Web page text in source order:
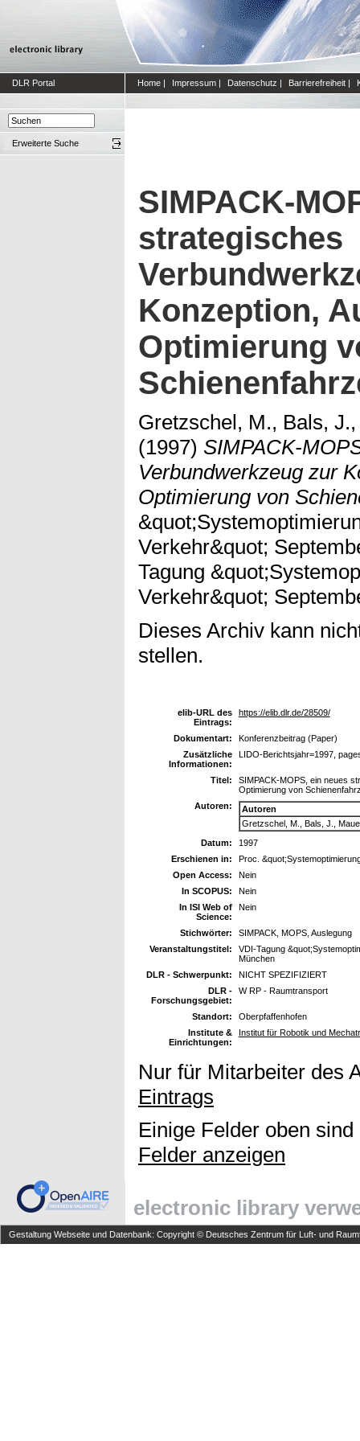
DLR Portal Home | Impressum | Datenschutz | Barrierefreiheit |
Erweiterte Suche
SIMPACK-
strategisches
Konzeption,
Optimierung
Gretzschel, M., Bals,
(1997) SIMPACK-
Verbundwerkzeug zur
Optimierung von
Verkehr&quot;
Tagung
Verkehr&quot;
Dieses Archiv kann
stellen.
elib-URL des
Eintrags:
https://elib.dlr.de/28509/
Dokumentart:
Konferenzbeitrag (Paper)
Zusätzliche
Informationen:
LIDO-Berichtsjahr=1997,
Titel:
SIMPACK-MOPS, ein neues
Optimierung von
Autoren:
Autoren
Gretzschel, M., Bals, J.,
Datum:
1997
Erschienen in:
Proc.
Open Access:
Nein
In SCOPUS:
Nein
In ISI Web of
Science:
Nein
Stichwörter:
SIMPACK, MOPS, Auslegung
Veranstaltungstitel:
VDI-Tagung
München
DLR - Schwerpunkt:
NICHT SPEZIFIZIERT
DLR -
Forschungsgebiet:
W RP - Raumtransport
Standort:
Oberpfaffenhofen
Institute &
Einrichtungen:
Institut für Robotik und
Nur für Mitarbeiter des
Eintrags
Einige Felder oben
Felder anzeigen
electronic library
Gestaltung Webseite und Datenbank: Copyright © Deutsches Zentrum für Luft- und